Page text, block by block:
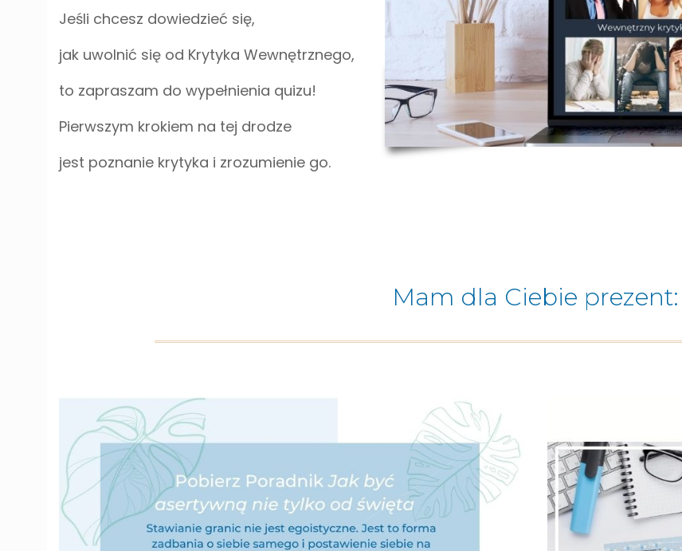
Jeśli chcesz dowiedzieć się,
jak uwolnić się od Krytyka Wewnętrznego,
to zapraszam do wypełnienia quizu!
Pierwszym krokiem na tej drodze
jest poznanie krytyka i zrozumienie go.
Mam dla Ciebie prezent: